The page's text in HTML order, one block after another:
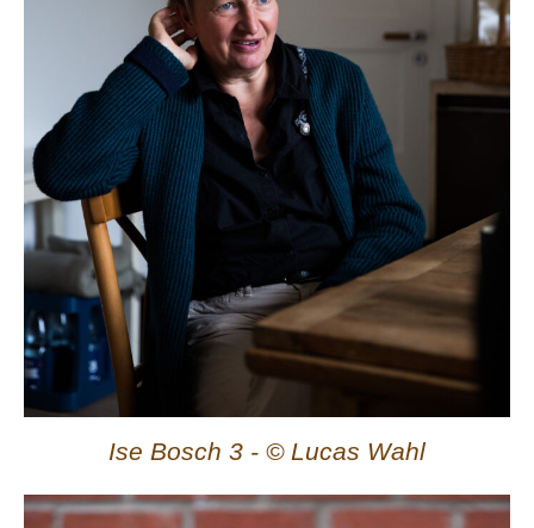
Ise Bosch 3 - © Lucas Wahl